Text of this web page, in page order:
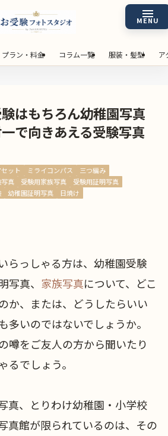
プラン・料金 コラム一覧 服装・髪型 ア
はもちろん幼稚園写真
で向きあえる受験写真
ット ミライコンパス
三つ編み
真 受験用家族写真
受験用証明写真
幼稚園証明写真 日焼け
らっしゃる方は、幼稚園受験
写真、 家族写真について、どこ
か、または、どうしたらいい
多いのではないでしょうか。
噂をご友人の方から聞いたり
るでしょう。
真、とりわけ幼稚園・小学校
真館が限られているのは、その